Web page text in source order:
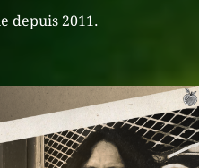
depuis 2011.